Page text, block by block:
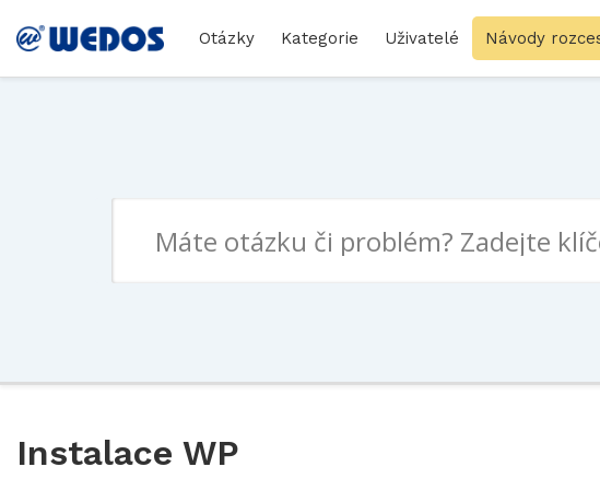
Otázky Kategorie Uživatelé Návody
Instalace WP